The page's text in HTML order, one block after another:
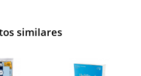
similares